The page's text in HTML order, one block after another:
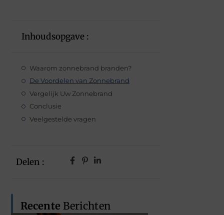
Inhoudsopgave :
Waarom zonnebrand branden?
De Voordelen van Zonnebrand
Vergelijk Uw Zonnebrand
Conclusie
Veelgestelde vragen
Delen :
Recente Berichten